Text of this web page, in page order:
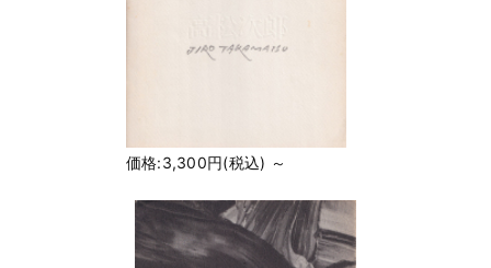
価格:3,300円(税込) ～